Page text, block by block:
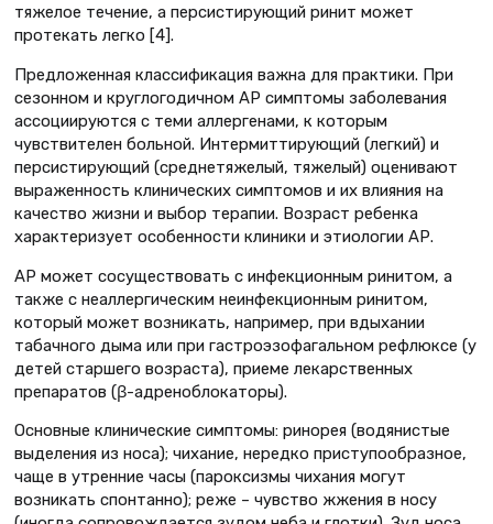
тяжелое течение, а персистирующий ринит может
протекать легко [4].
Предложенная классификация важна для практики. При
сезонном и круглогодичном АР симптомы заболевания
ассоциируются с теми аллергенами, к которым
чувствителен больной. Интермиттирующий (легкий) и
персистирующий (среднетяжелый, тяжелый) оценивают
выраженность клинических симптомов и их влияния на
качество жизни и выбор терапии. Возраст ребенка
характеризует особенности клиники и этиологии АР.
АР может сосуществовать с инфекционным ринитом, а
также с неаллергическим неинфекционным ринитом,
который может возникать, например, при вдыхании
табачного дыма или при гастроэзофагальном рефлюксе (у
детей старшего возраста), приеме лекарственных
препаратов (β-адреноблокаторы).
Основные клинические симптомы: ринорея (водянистые
выделения из носа); чихание, нередко приступообразное,
чаще в утренние часы (пароксизмы чихания могут
возникать спонтанно); реже – чувство жжения в носу